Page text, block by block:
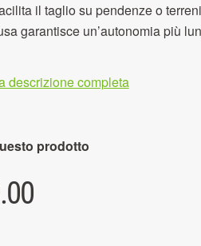
il taglio su pendenze o
garantisce un’autonomia più
descrizione completa
prodotto